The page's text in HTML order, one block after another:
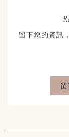
留下您的資訊